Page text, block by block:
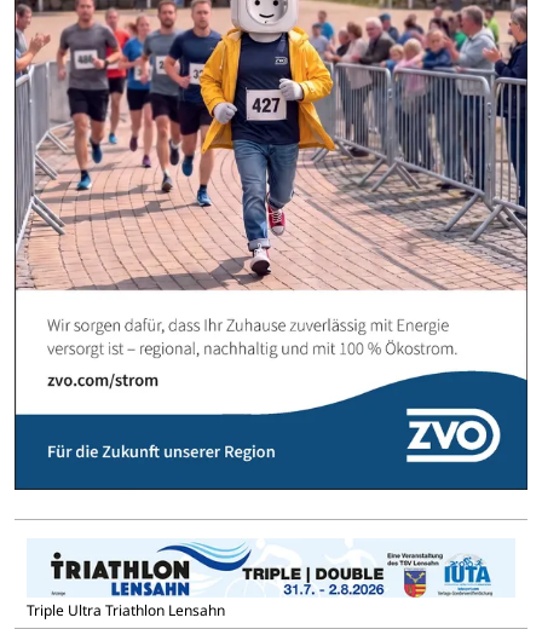
Triple Ultra Triathlon Lensahn